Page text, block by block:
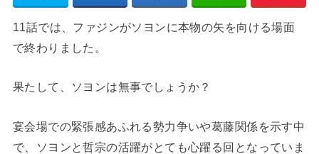
11話では、ファジンがソヨンに本物の矢を向ける場面
で終わりました。
果たして、ソヨンは無事でしょうか？
宴会場での緊張感あふれる勢力争いや葛藤関係を示す中
で、ソヨンと哲宗の活躍がとても心躍る回となっていま